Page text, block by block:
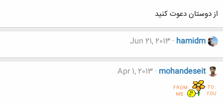
از دوستان دعوت کنید
hamidm
Jun 21, 2013
mohandeseit
Apr 1, 2013